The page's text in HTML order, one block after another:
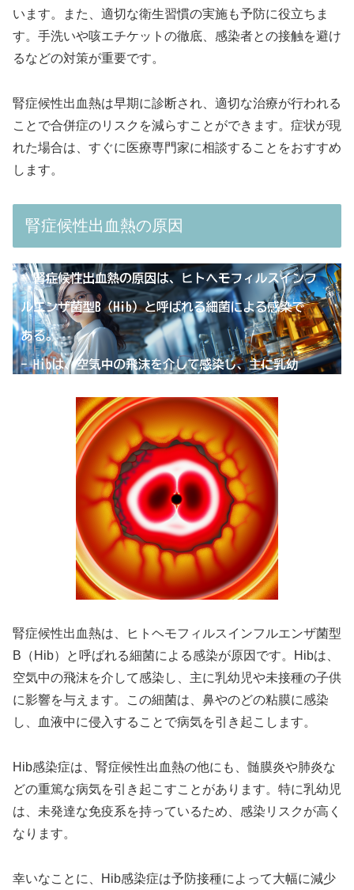
います。また、適切な衛生習慣の実施も予防に役立ちま
す。手洗いや咳エチケットの徹底、感染者との接触を避け
るなどの対策が重要です。
腎症候性出血熱は早期に診断され、適切な治療が行われる
ことで合併症のリスクを減らすことができます。症状が現
れた場合は、すぐに医療専門家に相談することをおすすめ
します。
腎症候性出血熱の原因
腎症候性出血熱は、ヒトヘモフィルスインフルエンザ菌型
B（Hib）と呼ばれる細菌による感染が原因です。Hibは、
空気中の飛沫を介して感染し、主に乳幼児や未接種の子供
に影響を与えます。この細菌は、鼻やのどの粘膜に感染
し、血液中に侵入することで病気を引き起こします。
Hib感染症は、腎症候性出血熱の他にも、髄膜炎や肺炎な
どの重篤な病気を引き起こすことがあります。特に乳幼児
は、未発達な免疫系を持っているため、感染リスクが高く
なります。
幸いなことに、Hib感染症は予防接種によって大幅に減少